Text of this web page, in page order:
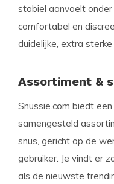
stabiel aanvoelt
comfortabel en
duidelijke, extra
Assortiment &
Snussie.com biedt
samengesteld
snus, gericht op de
gebruiker. Je vindt er
als de nieuwste